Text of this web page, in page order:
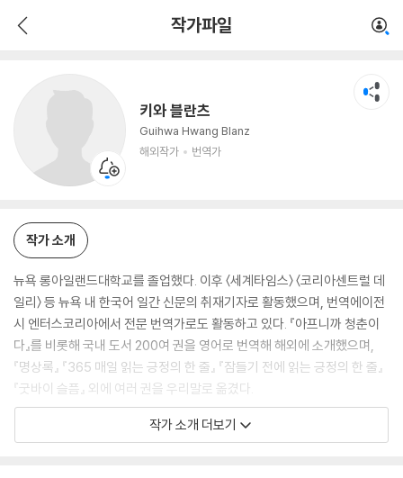
작가파일
키와 블란츠
Guihwa Hwang Blanz
해외작가
번역가
작가 소개
뉴욕 롱아일랜드대학교를 졸업했다. 이후 〈세계타임스〉 〈코리아센트럴 데
일리〉 등 뉴욕 내 한국어 일간 신문의 취재기자로 활동했으며, 번역에이전
시 엔터스코리아에서 전문 번역가로도 활동하고 있다. 『아프니까 청춘이
다』를 비롯해 국내 도서 200여 권을 영어로 번역해 해외에 소개했으며,
『명상록』 『365 매일 읽는 긍정의 한 줄』 『잠들기 전에 읽는 긍정의 한 줄』
『굿바이 슬픔』 외에 여러 권을 우리말로 옮겼다.
작가 소개 더보기